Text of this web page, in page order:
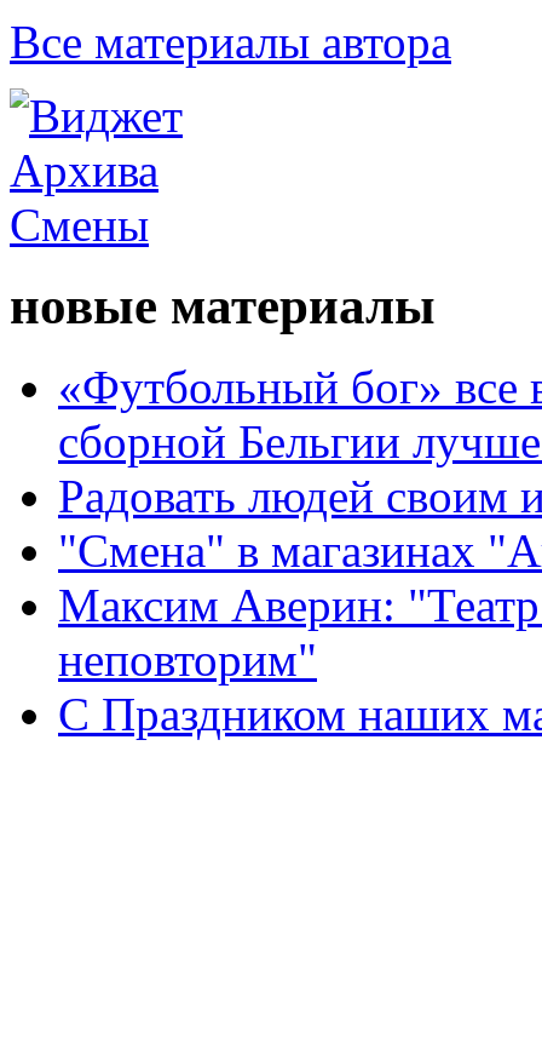
Все материалы автора
новые материалы
«Футбольный бог» все
сборной Бельгии
Радовать людей своим
"Смена" в магазинах
Максим Аверин:
неповторим"
С Праздником наших